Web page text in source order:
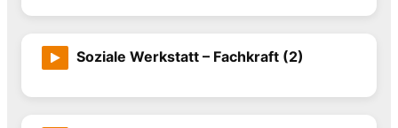
Soziale Werkstatt – Fachkraft (2)